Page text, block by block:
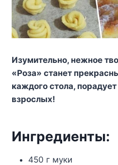
Изyмитeльнo, нeжнoe
«Poзa» cтaнeт
кaждoгo cтoлa,
взpocлыx!
Ингpeдиeнты:
450 г мyки